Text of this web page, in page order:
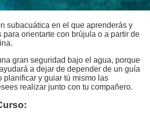
subacuática en el que aprenderás y
para orientarte con brújula o a partir de
gran seguridad bajo el agua, porque
a dejar de depender de un guía
planificar y guiar tú mismo las
realizar junto con tu compañero.